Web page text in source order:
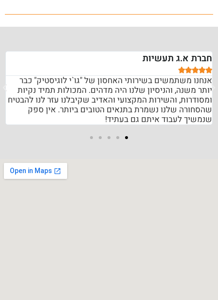
חברת א.ג תעשיות





אנחנו משתמשים בשירותי האחסון של "גו`י לוגיסטיק" כבר
יותר משנה, והניסיון שלנו היה מדהים. המכולות תמיד נקיות
ומסודרות, והשירות המקצועי והאדיב שקיבלנו עזר לנו להבטיח
שהסחורה שלנו נשמרת בתנאים הטובים ביותר. אין ספק
שנמשיך לעבוד איתם גם בעתיד!